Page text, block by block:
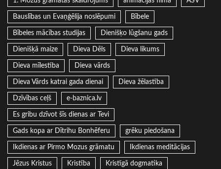
Bauslības un Evaņģēlija noslēpumi Bībele
Bībeles mācības studijas Dienišķo lūgšanu gads
Dienišķā maize Dieva Dēls Dieva likums
Dieva mīlestība Dieva vārds
Dieva Vārds katrai gada dienai Dieva žēlastība
Dzīvības ceļš e-baznica.lv
Es gribu dzīvot šīs dienas ar Tevi
Gads kopa ar Dītrihu Bonhēferu grēku piedošana
Ikdienas ar Pirmo Mozus grāmatu Ikdienas meditācijas
Jēzus Kristus Kristība Kristīgā dogmatika